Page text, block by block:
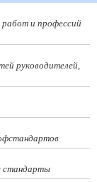
и профессий
руководителей,
стандарты